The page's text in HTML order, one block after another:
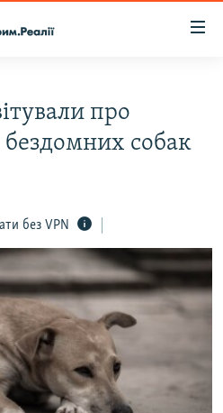
про
бездомних собак
без VPN